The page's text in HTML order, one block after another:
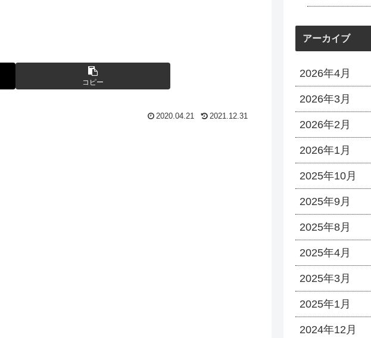
コピー
2020.04.21 2021.12.31
アーカイブ
2026年4月
2026年3月
2026年2月
2026年1月
2025年10月
2025年9月
2025年8月
2025年4月
2025年3月
2025年1月
2024年12月